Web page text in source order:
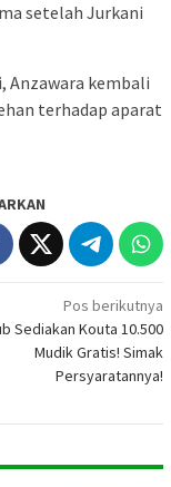
setelah Jurkani
Anzawara kembali
terhadap aparat
Pos berikutnya
Sediakan Kouta 10.500
Mudik Gratis! Simak
Persyaratannya!